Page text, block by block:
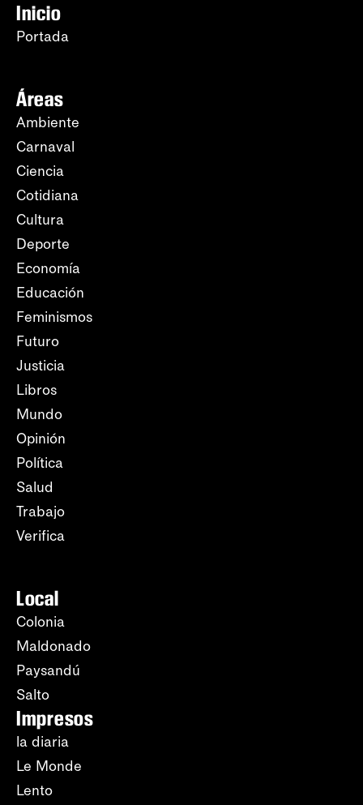
Inicio
Portada
Áreas
Ambiente
Carnaval
Ciencia
Cotidiana
Cultura
Deporte
Economía
Educación
Feminismos
Futuro
Justicia
Libros
Mundo
Opinión
Política
Salud
Trabajo
Verifica
Local
Colonia
Maldonado
Paysandú
Salto
Impresos
la diaria
Le Monde
Lento